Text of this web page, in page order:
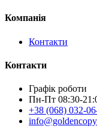
Компанія
Контакти
Контакти
Графік роботи
Пн-Пт 08:30-
+38 (068) 032-